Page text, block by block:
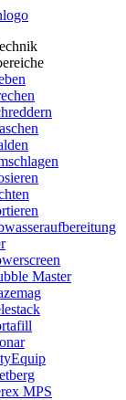
Master
MPS